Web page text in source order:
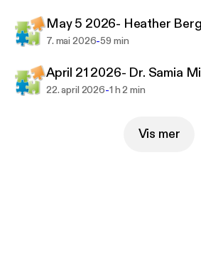
May 5 2026- Heather
7. mai 2026-59 min
April 21 2026- Dr. Samia
22. april 2026-1 h 2 min
Vis mer